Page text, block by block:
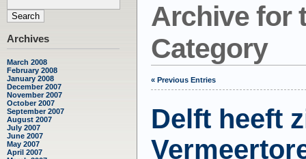
Archives
March 2008
February 2008
January 2008
December 2007
November 2007
October 2007
September 2007
August 2007
July 2007
June 2007
May 2007
April 2007
Archive for
Category
« Previous Entries
Delft heeft